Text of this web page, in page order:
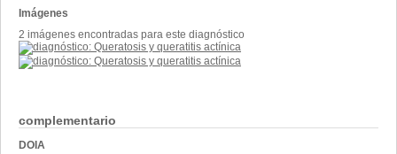
complementario
DOIA
Imágenes
2 imágenes encontradas para este diagnóstico